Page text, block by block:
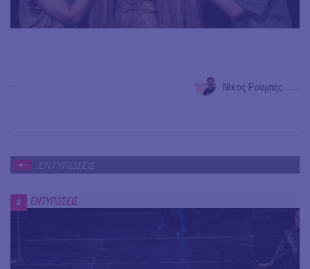
Νίκος Ρουμπής
ΕΝΤΥΠΩΣΕΙΣ
# ΕΝΤΥΠΩΣΕΙΣ